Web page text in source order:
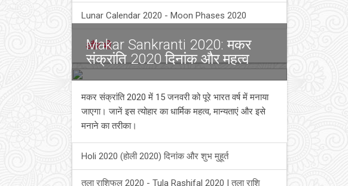
Lunar Calendar 2020 - Moon Phases 2020
और भी
Makar Sankranti 2020: मकर
संक्रांति 2020 दिनांक और महत्व
मकर संक्रांति 2020 में 15 जनवरी को पूरे भारत वर्ष में मनाया
जाएगा। जानें इस त्योहार का धार्मिक महत्व, मान्यताएं और इसे
मनाने का तरीका।
Holi 2020 (होली 2020) दिनांक और शुभ मुहूर्त
तुला राशिफल 2020 - Tula Rashifal 2020 | तुला राशि